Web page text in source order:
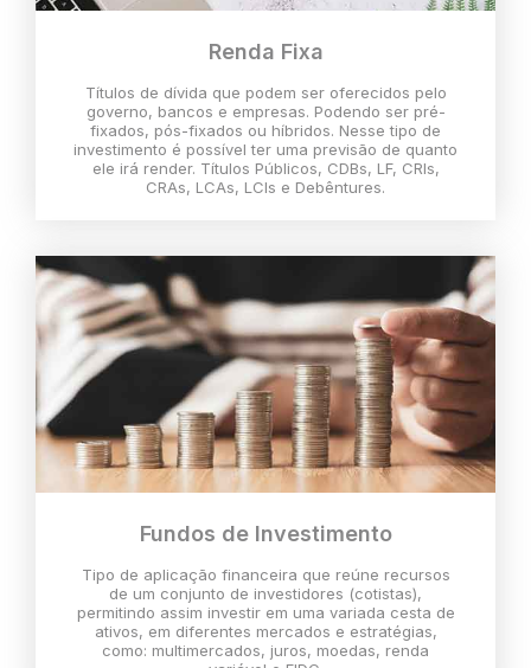
Renda Fixa
Títulos de dívida que podem ser oferecidos pelo
governo, bancos e empresas. Podendo ser pré-
fixados, pós-fixados ou híbridos. Nesse tipo de
investimento é possível ter uma previsão de quanto
ele irá render. Títulos Públicos, CDBs, LF, CRIs,
CRAs, LCAs, LCIs e Debêntures.
Fundos de Investimento
Tipo de aplicação financeira que reúne recursos
de um conjunto de investidores (cotistas),
permitindo assim investir em uma variada cesta de
ativos, em diferentes mercados e estratégias,
como: multimercados, juros, moedas, renda